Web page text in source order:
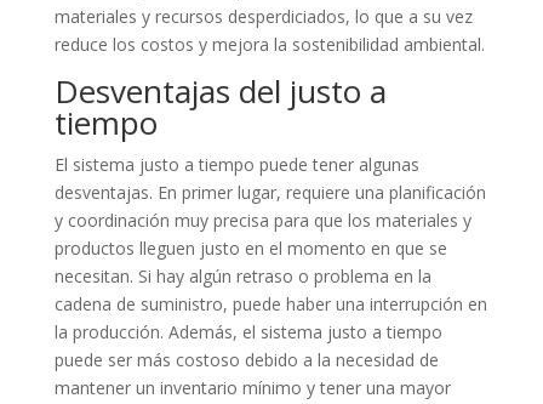
materiales y recursos desperdiciados, lo que a su vez
reduce los costos y mejora la sostenibilidad ambiental.
Desventajas del justo a
tiempo
El sistema justo a tiempo puede tener algunas
desventajas. En primer lugar, requiere una planificación
y coordinación muy precisa para que los materiales y
productos lleguen justo en el momento en que se
necesitan. Si hay algún retraso o problema en la
cadena de suministro, puede haber una interrupción en
la producción. Además, el sistema justo a tiempo
puede ser más costoso debido a la necesidad de
mantener un inventario mínimo y tener una mayor